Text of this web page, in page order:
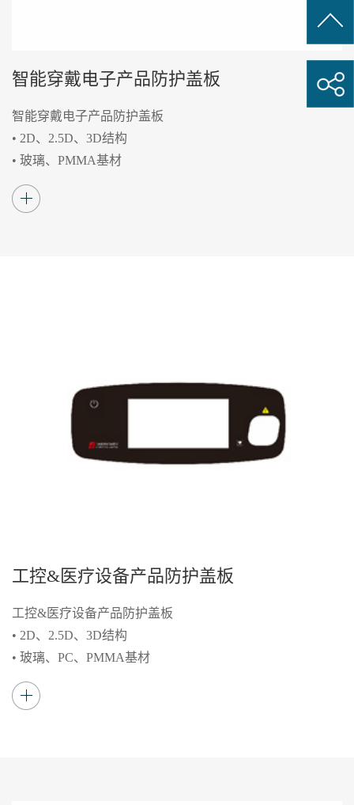
智能穿戴电子产品防护盖板
智能穿戴电子产品防护盖板
• 2D、2.5D、3D结构
• 玻璃、PMMA基材
• 表面3A处理（AG防眩光、AF防指纹、AR抗反
射增透）
工控&医疗设备产品防护盖板
工控&医疗设备产品防护盖板
• 2D、2.5D、3D结构
• 玻璃、PC、PMMA基材
• 表面3A处理（AG防眩光、AF防指纹、AR抗反
射增透）